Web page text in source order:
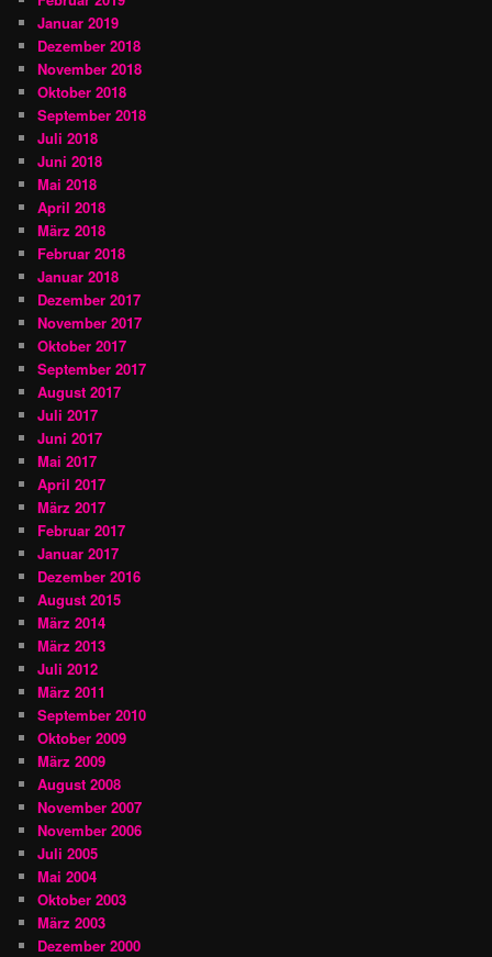
Januar 2019
Dezember 2018
November 2018
Oktober 2018
September 2018
Juli 2018
Juni 2018
Mai 2018
April 2018
März 2018
Februar 2018
Januar 2018
Dezember 2017
November 2017
Oktober 2017
September 2017
August 2017
Juli 2017
Juni 2017
Mai 2017
April 2017
März 2017
Februar 2017
Januar 2017
Dezember 2016
August 2015
März 2014
März 2013
Juli 2012
März 2011
September 2010
Oktober 2009
März 2009
August 2008
November 2007
November 2006
Juli 2005
Mai 2004
Oktober 2003
März 2003
Dezember 2000